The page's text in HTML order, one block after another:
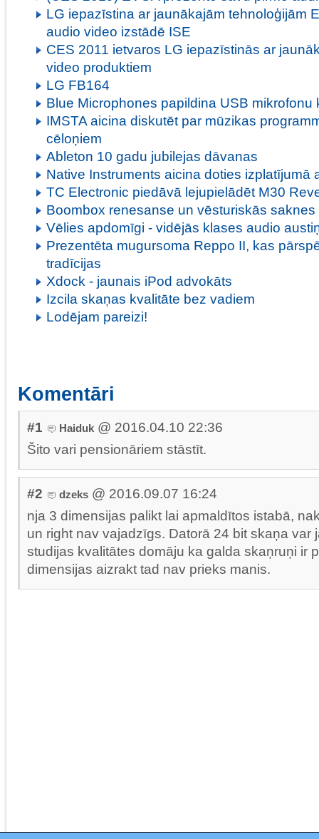
LG iepazīstina ar jaunākajām tehnoloģijām
audio video izstādē ISE
CES 2011 ietvaros LG iepazīstinās ar
video produktiem
LG FB164
Blue Microphones papildina USB mikrofonu
IMSTA aicina diskutēt par mūzikas
cēloņiem
Ableton 10 gadu jubilejas dāvanas
Native Instruments aicina doties izplatījumā
TC Electronic piedāvā lejupielādēt M30
Boombox renesanse un vēsturiskās saknes
Vēlies apdomīgi - vidējās klases audio
Prezentēta mugursoma Reppo II, kas
tradīcijas
Xdock - jaunais iPod advokāts
Izcila skaņas kvalitāte bez vadiem
Lodējam pareizi!
Komentāri
#1 Haiduk @ 2016.04.10 22:36
Šito vari pensionāriem stāstīt.
#2 dzeks @ 2016.09.07 16:24
nja 3 dimensijas palikt lai apmaldītos istabā,
un right nav vajadzīgs. Datorā 24 bit skaņa var
studijas kvalitātes domāju ka galda skaņruņi ir
dimensijas aizrakt tad nav prieks manis.